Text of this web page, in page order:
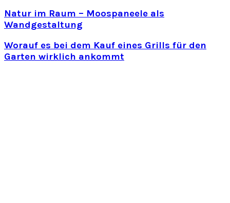
Natur im Raum – Moospaneele als
Wandgestaltung
Worauf es bei dem Kauf eines Grills für den
Garten wirklich ankommt